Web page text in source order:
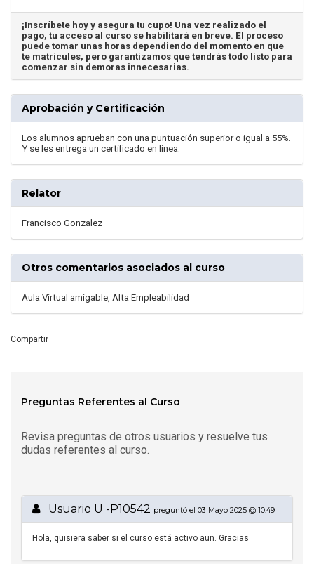
¡Inscríbete hoy y asegura tu cupo! Una vez realizado el
pago, tu acceso al curso se habilitará en breve. El proceso
puede tomar unas horas dependiendo del momento en que
te matricules, pero garantizamos que tendrás todo listo para
comenzar sin demoras innecesarias.
Aprobación y Certificación
Los alumnos aprueban con una puntuación superior o igual a 55%.
Y se les entrega un certificado en línea.
Relator
Francisco Gonzalez
Otros comentarios asociados al curso
Aula Virtual amigable, Alta Empleabilidad
Compartir
Preguntas Referentes al Curso
Revisa preguntas de otros usuarios y resuelve tus
dudas referentes al curso.
Usuario U -P10542 preguntó el 03 Mayo 2025 @ 10:49
Hola, quisiera saber si el curso está activo aun. Gracias